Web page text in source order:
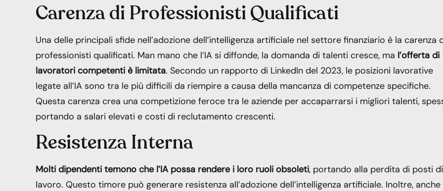
Carenza di Professionisti Qualificati
Una delle principali sfide nell’adozione dell’intelligenza artificiale nel settore finanziario è la carenza
professionisti qualificati. Man mano che l’IA si diffonde, la domanda di talenti cresce, ma l’offerta di
lavoratori competenti è limitata. Secondo un rapporto di LinkedIn del 2023, le posizioni lavorative
legate all’IA sono tra le più difficili da riempire a causa della mancanza di competenze specifiche.
Questa carenza crea una competizione feroce tra le aziende per accaparrarsi i migliori talenti,
portando a salari elevati e costi di reclutamento crescenti.
Resistenza Interna
Molti dipendenti temono che l’IA possa rendere i loro ruoli obsoleti, portando alla perdita di posti di
lavoro. Questo timore può generare resistenza all’adozione dell’intelligenza artificiale. Inoltre, anche